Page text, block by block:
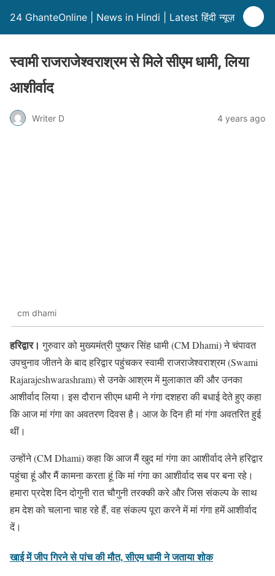
24 GhanteOnline | News in Hindi | Latest हिंदी न्यूज़
स्वामी राजराजेश्वराश्रम से मिले सीएम धामी, लिया
आशीर्वाद
Writer D 4 years ago
cm dhami
हरिद्वार। गुरुवार को मुख्यमंत्री पुष्कर सिंह धामी (CM Dhami) ने चंपावत
उपचुनाव जीतने के बाद हरिद्वार पहुंचकर स्वामी राजराजेश्वराश्रम (Swami
Rajarajeshwarashram) से उनके आश्रम में मुलाकात की और उनका
आशीर्वाद लिया। इस दौरान सीएम धामी ने गंगा दशहरा की बधाई देते हुए कहा
कि आज मां गंगा का अवतरण दिवस है। आज के दिन ही मां गंगा अवतरित हुई
थीं।
उन्होंने (CM Dhami) कहा कि आज मैं खुद मां गंगा का आशीर्वाद लेने हरिद्वार
पहुंचा हूं और मैं कामना करता हूं कि मां गंगा का आशीर्वाद सब पर बना रहे।
हमारा प्रदेश दिन दोगुनी रात चौगुनी तरक्की करे और जिस संकल्प के साथ
हम देश को चलाना चाह रहे हैं, वह संकल्प पूरा करने में मां गंगा हमें आशीर्वाद
दें।
खाई में जीप गिरने से पांच की मौत, सीएम धामी ने जताया शोक